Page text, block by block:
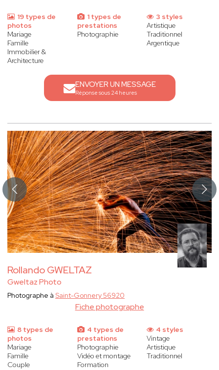
19 types de
photos
Mariage
Famille
Immobilier &
Architecture
1 types de
prestations
Photographie
3 styles
Artistique
Traditionnel
Argentique
ENVOYER UN MESSAGE
Réponse sous 24 heures
Rollando GWELTAZ
Gweltaz Photo
Fiche photographe
Photographe à Saint-Gonnery 56920
8 types de
photos
Mariage
Famille
Couple
4 types de
prestations
Photographie
Vidéo et montage
Formation
4 styles
Vintage
Artistique
Traditionnel